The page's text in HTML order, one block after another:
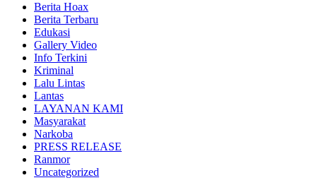
Berita Hoax
Berita Terbaru
Edukasi
Gallery Video
Info Terkini
Kriminal
Lalu Lintas
Lantas
LAYANAN KAMI
Masyarakat
Narkoba
PRESS RELEASE
Ranmor
Uncategorized